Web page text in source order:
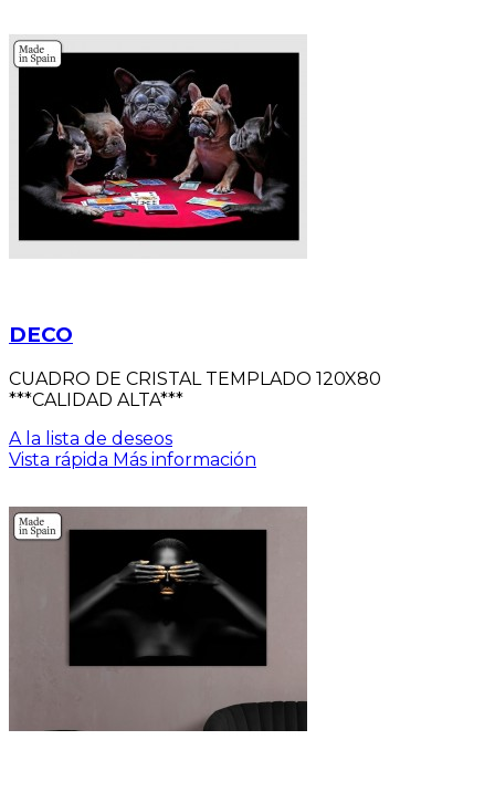
DECO
CUADRO DE CRISTAL TEMPLADO 120X80
***CALIDAD ALTA***
A la lista de deseos
Vista rápida Más información